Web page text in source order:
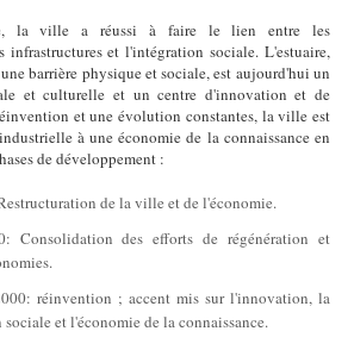
la ville a réussi à faire le lien entre les
infrastructures et l'intégration sociale. L'estuaire,
barrière physique et sociale, est aujourd'hui un
et culturelle et un centre d'innovation et de
et une évolution constantes, la ville est
à une économie de la connaissance en
de développement :
de la ville et de l'économie.
Consolidation des efforts de régénération et
réinvention ; accent mis sur l'innovation, la
et l'économie de la connaissance.